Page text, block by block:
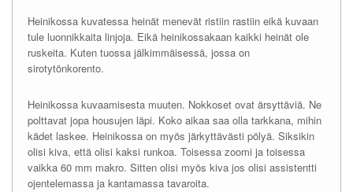
Heinikossa kuvatessa heinät menevät ristiin rastiin eikä kuvaan
tule luonnikkaita linjoja. Eikä heinikossakaan kaikki heinät ole
ruskeita. Kuten tuossa jälkimmäisessä, jossa on
sirotytönkorento.
Heinikossa kuvaamisesta muuten. Nokkoset ovat ärsyttäviä. Ne
polttavat jopa housujen läpi. Koko aikaa saa olla tarkkana, mihin
kädet laskee. Heinikossa on myös järkyttävästi pölyä. Siksikin
olisi kiva, että olisi kaksi runkoa. Toisessa zoomi ja toisessa
vaikka 60 mm makro. Sitten olisi myös kiva jos olisi assistentti
ojentelemassa ja kantamassa tavaroita.